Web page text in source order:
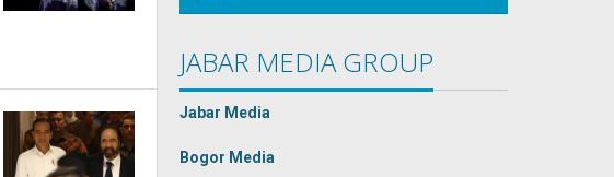
JABAR MEDIA GROUP
Jabar Media
Bogor Media